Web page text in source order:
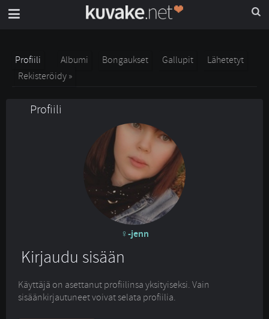
Profiili Albumi Bongaukset Gallupit
Lähetetyt
Rekisteröidy »
Profiili
-jenn
Kirjaudu sisään
Käyttäjä on asettanut profiilinsa yksityiseksi. Vain
sisäänkirjautuneet voivat selata profiilia.